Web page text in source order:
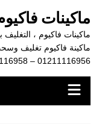
المحتوى
ماكينات
ماكينات فاكيوم ، التغليف
01211116956 – 01211116958